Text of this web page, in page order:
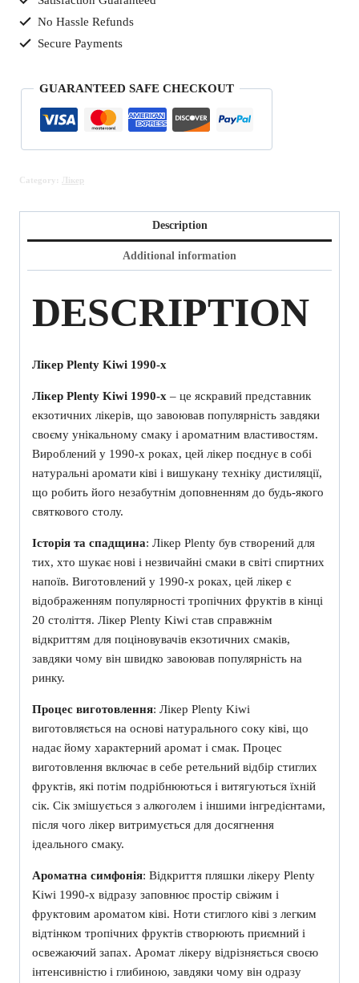
No Hassle Refunds
Secure Payments
GUARANTEED SAFE CHECKOUT
Category: Лікер
Description
Additional information
DESCRIPTION
Лікер Plenty Kiwi 1990-х
Лікер Plenty Kiwi 1990-х – це яскравий представник
екзотичних лікерів, що завоював популярність завдяки
своєму унікальному смаку і ароматним властивостям.
Вироблений у 1990-х роках, цей лікер поєднує в собі
натуральні аромати ківі і вишукану техніку дистиляції,
що робить його незабутнім доповненням до будь-якого
святкового столу.
Історія та спадщина: Лікер Plenty був створений для
тих, хто шукає нові і незвичайні смаки в світі спиртних
напоїв. Виготовлений у 1990-х роках, цей лікер є
відображенням популярності тропічних фруктів в кінці
20 століття. Лікер Plenty Kiwi став справжнім
відкриттям для поціновувачів екзотичних смаків,
завдяки чому він швидко завоював популярність на
ринку.
Процес виготовлення: Лікер Plenty Kiwi
виготовляється на основі натурального соку ківі, що
надає йому характерний аромат і смак. Процес
виготовлення включає в себе ретельний відбір стиглих
фруктів, які потім подрібнюються і витягуються їхній
сік. Сік змішується з алкоголем і іншими інгредієнтами,
після чого лікер витримується для досягнення
ідеального смаку.
Ароматна симфонія: Відкриття пляшки лікеру Plenty
Kiwi 1990-х відразу заповнює простір свіжим і
фруктовим ароматом ківі. Ноти стиглого ківі з легким
відтінком тропічних фруктів створюють приємний і
освежаючий запах. Аромат лікеру відрізняється своєю
інтенсивністю і глибиною, завдяки чому він одразу